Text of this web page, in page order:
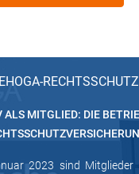
RECHTSSCHUTZ
ALS MITGLIED: DIE
2023 sind Mitglieder